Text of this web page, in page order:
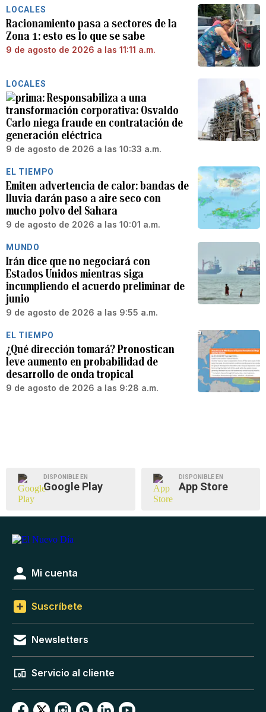
LOCALES
Racionamiento pasa a sectores de la
Zona 1: esto es lo que se sabe
9 de agosto de 2026 a las 11:11 a.m.
LOCALES
Responsabiliza a una
transformación corporativa: Osvaldo
Carlo niega fraude en contratación de
generación eléctrica
9 de agosto de 2026 a las 10:33 a.m.
EL TIEMPO
Emiten advertencia de calor: bandas de
lluvia darán paso a aire seco con
mucho polvo del Sahara
9 de agosto de 2026 a las 10:01 a.m.
MUNDO
Irán dice que no negociará con
Estados Unidos mientras siga
incumpliendo el acuerdo preliminar de
junio
9 de agosto de 2026 a las 9:55 a.m.
EL TIEMPO
¿Qué dirección tomará? Pronostican
leve aumento en probabilidad de
desarrollo de onda tropical
9 de agosto de 2026 a las 9:28 a.m.
DISPONIBLE EN
Google Play
DISPONIBLE EN
App Store
Mi cuenta
Suscríbete
Newsletters
Servicio al cliente